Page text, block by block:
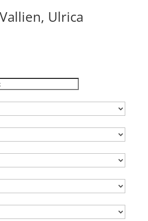
Ulrica